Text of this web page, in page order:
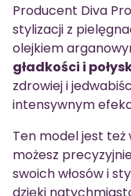
Producent Diva
stylizacji z
olejkiem
gładkości i
zdrowiej i
intensywnym
Ten model jest też
możesz
swoich włosów i
dzięki